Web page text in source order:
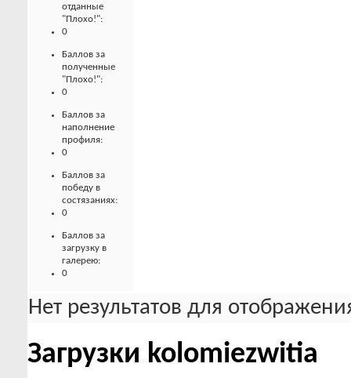
отданные
"Плохо!":
0
Баллов за
полученные
"Плохо!":
0
Баллов за
наполнение
профиля:
0
Баллов за
победу в
состязаниях:
0
Баллов за
загрузку в
галерею:
0
Нет результатов для
Загрузки kolomiezwitia